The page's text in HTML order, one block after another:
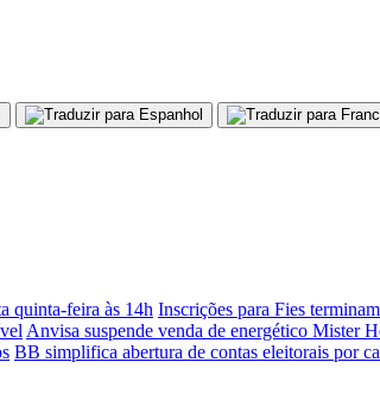
quinta-feira às 14h Inscrições para Fies
Anvisa suspende venda de energético Mister
BB simplifica abertura de contas eleitorais por